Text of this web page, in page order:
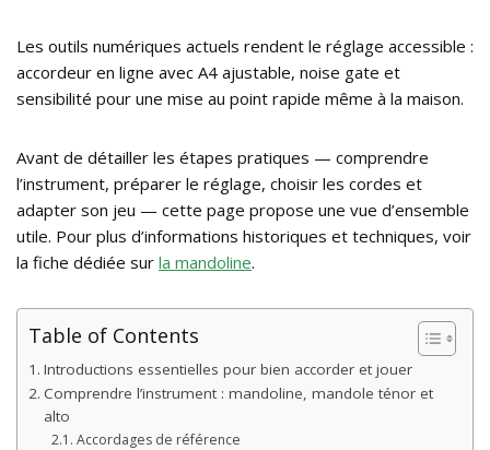
Les outils numériques actuels rendent le réglage accessible :
accordeur en ligne avec A4 ajustable, noise gate et
sensibilité pour une mise au point rapide même à la maison.
Avant de détailler les étapes pratiques — comprendre
l’instrument, préparer le réglage, choisir les cordes et
adapter son jeu — cette page propose une vue d’ensemble
utile. Pour plus d’informations historiques et techniques, voir
la fiche dédiée sur la mandoline.
Table of Contents
Introductions essentielles pour bien accorder et jouer
Comprendre l’instrument : mandoline, mandole ténor et
alto
Accordages de référence